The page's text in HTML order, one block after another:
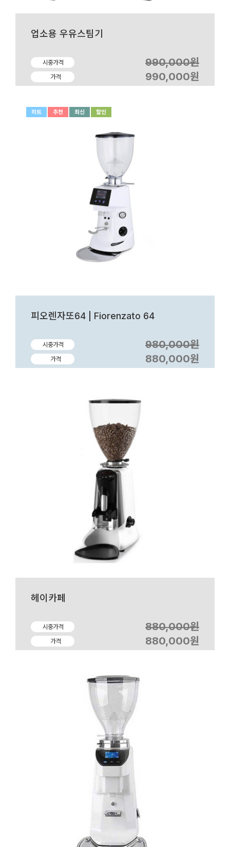
업소용 우유스팀기
시중가격 990,000원
가격 990,000원
피오렌자또64 | Fiorenzato 64
시중가격 980,000원
가격 880,000원
히트 추천 최신 할인
헤이카페
시중가격 880,000원
가격 880,000원